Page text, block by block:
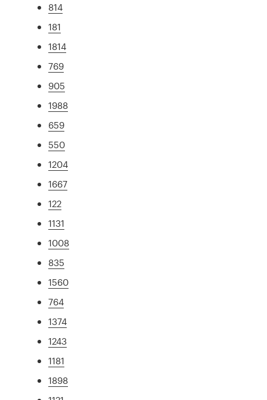
814
181
1814
769
905
1988
659
550
1204
1667
122
1131
1008
835
1560
764
1374
1243
1181
1898